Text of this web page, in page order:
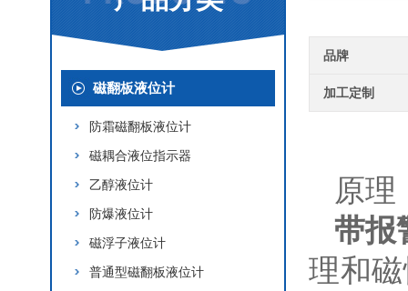
磁翻板液位计
防霜磁翻板液位计
磁耦合液位指示器
乙醇液位计
防爆液位计
磁浮子液位计
普通型磁翻板液位计
品牌
加工定制
原理
带报
理和